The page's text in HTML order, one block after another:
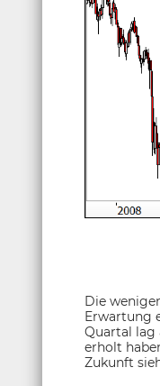
Die
Erwartung
Quartal lag
erholt
Zukunft